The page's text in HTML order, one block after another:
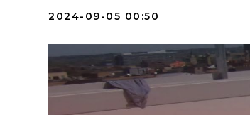
2024-09-05 00:50